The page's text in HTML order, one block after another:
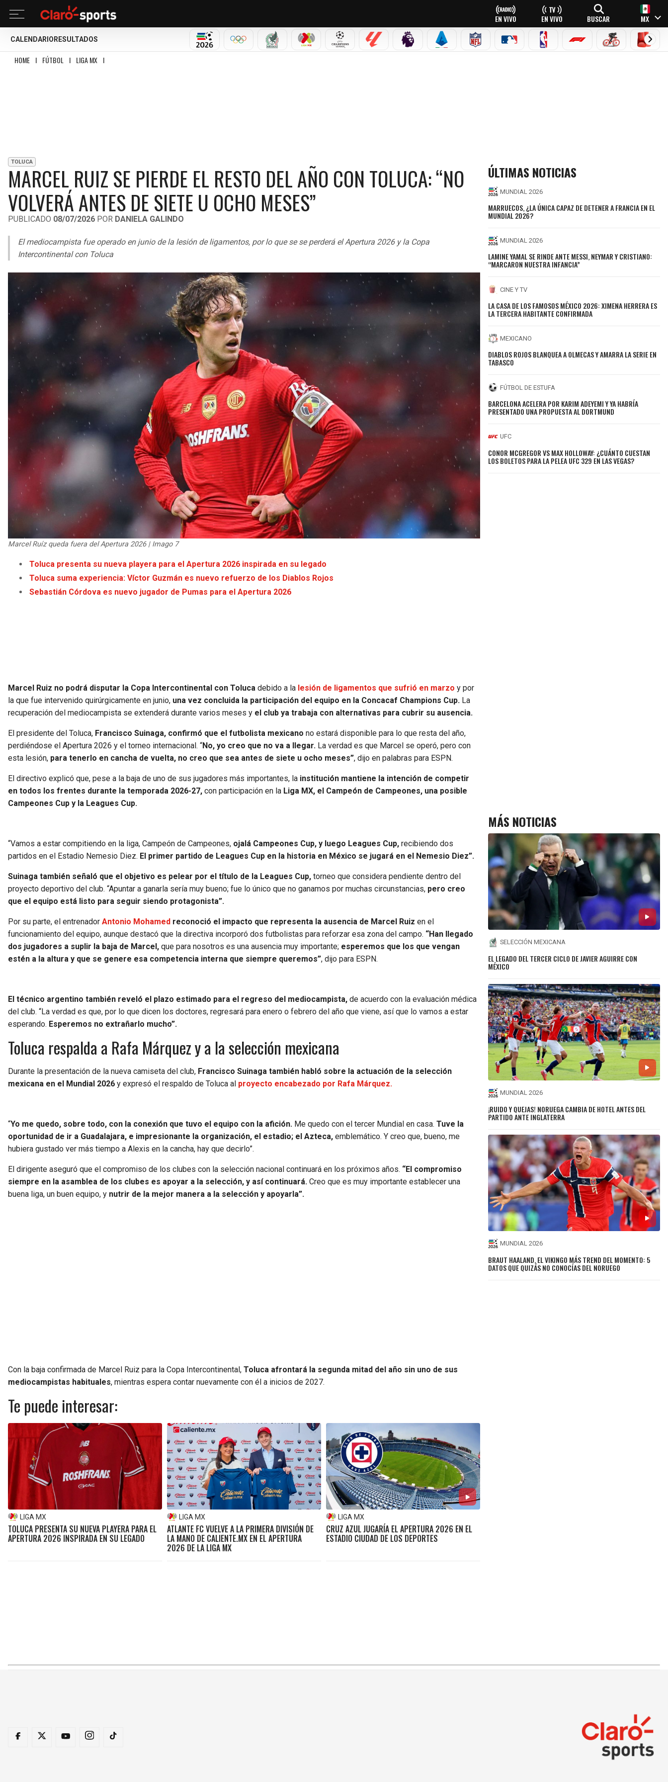
EN VIVO EN VIVO BUSCAR MX
CALENDARIO RESULTADOS
MUNDIAL 2026OLÍMPICOSSELECCIÓN MEXICANA
LIGA MX CHAMPIONS LEAGUE
LALIGA PREMIER LEAGUE
SERIE A NFL MLB NBA FÓRMULA 1CICLISMOBOXEO
HOME I FÚTBOL I LIGA MX I
TOLUCA
MARCEL RUIZ SE PIERDE EL RESTO DEL AÑO CON TOLUCA: “NO
VOLVERÁ ANTES DE SIETE U OCHO MESES”
PUBLICADO 08/07/2026 POR DANIELA GALINDO
El mediocampista fue operado en junio de la lesión de ligamentos, por lo que se se perderá el Apertura 2026 y la Copa
Intercontinental con Toluca
Marcel Ruíz queda fuera del Apertura 2026 | Imago 7
Toluca presenta su nueva playera para el Apertura 2026 inspirada en su legado
Toluca suma experiencia: Víctor Guzmán es nuevo refuerzo de los Diablos Rojos
Sebastián Córdova es nuevo jugador de Pumas para el Apertura 2026
Marcel Ruiz no podrá disputar la Copa Intercontinental con Toluca debido a la lesión de ligamentos que sufrió en marzo y por
la que fue intervenido quirúrgicamente en junio, una vez concluida la participación del equipo en la Concacaf Champions Cup. La
recuperación del mediocampista se extenderá durante varios meses y el club ya trabaja con alternativas para cubrir su ausencia.
El presidente del Toluca, Francisco Suinaga, confirmó que el futbolista mexicano no estará disponible para lo que resta del año,
perdiéndose el Apertura 2026 y el torneo internacional. “No, yo creo que no va a llegar. La verdad es que Marcel se operó, pero con
esta lesión, para tenerlo en cancha de vuelta, no creo que sea antes de siete u ocho meses”, dijo en palabras para ESPN.
El directivo explicó que, pese a la baja de uno de sus jugadores más importantes, la institución mantiene la intención de competir
en todos los frentes durante la temporada 2026-27, con participación en la Liga MX, el Campeón de Campeones, una posible
Campeones Cup y la Leagues Cup.
“Vamos a estar compitiendo en la liga, Campeón de Campeones, ojalá Campeones Cup, y luego Leagues Cup, recibiendo dos
partidos en el Estadio Nemesio Diez. El primer partido de Leagues Cup en la historia en México se jugará en el Nemesio Diez”.
Suinaga también señaló que el objetivo es pelear por el título de la Leagues Cup, torneo que considera pendiente dentro del
proyecto deportivo del club. “Apuntar a ganarla sería muy bueno; fue lo único que no ganamos por muchas circunstancias, pero creo
que el equipo está listo para seguir siendo protagonista”.
Por su parte, el entrenador Antonio Mohamed reconoció el impacto que representa la ausencia de Marcel Ruiz en el
funcionamiento del equipo, aunque destacó que la directiva incorporó dos futbolistas para reforzar esa zona del campo. “Han llegado
dos jugadores a suplir la baja de Marcel, que para nosotros es una ausencia muy importante; esperemos que los que vengan
estén a la altura y que se genere esa competencia interna que siempre queremos”, dijo para ESPN.
El técnico argentino también reveló el plazo estimado para el regreso del mediocampista, de acuerdo con la evaluación médica
del club. “La verdad es que, por lo que dicen los doctores, regresará para enero o febrero del año que viene, así que lo vamos a estar
esperando. Esperemos no extrañarlo mucho”.
Toluca respalda a Rafa Márquez y a la selección mexicana
Durante la presentación de la nueva camiseta del club, Francisco Suinaga también habló sobre la actuación de la selección
mexicana en el Mundial 2026 y expresó el respaldo de Toluca al proyecto encabezado por Rafa Márquez.
“Yo me quedo, sobre todo, con la conexión que tuvo el equipo con la afición. Me quedo con el tercer Mundial en casa. Tuve la
oportunidad de ir a Guadalajara, e impresionante la organización, el estadio; el Azteca, emblemático. Y creo que, bueno, me
hubiera gustado ver más tiempo a Alexis en la cancha, hay que decirlo”.
El dirigente aseguró que el compromiso de los clubes con la selección nacional continuará en los próximos años. “El compromiso
siempre en la asamblea de los clubes es apoyar a la selección, y así continuará. Creo que es muy importante establecer una
buena liga, un buen equipo, y nutrir de la mejor manera a la selección y apoyarla”.
Con la baja confirmada de Marcel Ruiz para la Copa Intercontinental, Toluca afrontará la segunda mitad del año sin uno de sus
mediocampistas habituales, mientras espera contar nuevamente con él a inicios de 2027.
Te puede interesar:
LIGA MX
TOLUCA PRESENTA SU NUEVA PLAYERA PARA EL
APERTURA 2026 INSPIRADA EN SU LEGADO
LIGA MX
ATLANTE FC VUELVE A LA PRIMERA DIVISIÓN DE
LA MANO DE CALIENTE.MX EN EL APERTURA
2026 DE LA LIGA MX
LIGA MX
CRUZ AZUL JUGARÍA EL APERTURA 2026 EN EL
ESTADIO CIUDAD DE LOS DEPORTES
ÚLTIMAS NOTICIAS
MUNDIAL 2026
MARRUECOS, ¿LA ÚNICA CAPAZ DE DETENER A FRANCIA EN EL
MUNDIAL 2026?
MUNDIAL 2026
LAMINE YAMAL SE RINDE ANTE MESSI, NEYMAR Y CRISTIANO:
“MARCARON NUESTRA INFANCIA”
CINE Y TV
LA CASA DE LOS FAMOSOS MÉXICO 2026: XIMENA HERRERA ES
LA TERCERA HABITANTE CONFIRMADA
MEXICANO
DIABLOS ROJOS BLANQUEA A OLMECAS Y AMARRA LA SERIE EN
TABASCO
FÚTBOL DE ESTUFA
BARCELONA ACELERA POR KARIM ADEYEMI Y YA HABRÍA
PRESENTADO UNA PROPUESTA AL DORTMUND
UFC
CONOR MCGREGOR VS MAX HOLLOWAY: ¿CUÁNTO CUESTAN
LOS BOLETOS PARA LA PELEA UFC 329 EN LAS VEGAS?
MÁS NOTICIAS
SELECCIÓN MEXICANA
EL LEGADO DEL TERCER CICLO DE JAVIER AGUIRRE CON
MÉXICO
MUNDIAL 2026
¡RUIDO Y QUEJAS! NORUEGA CAMBIA DE HOTEL ANTES DEL
PARTIDO ANTE INGLATERRA
MUNDIAL 2026
BRAUT HAALAND, EL VIKINGO MÁS TREND DEL MOMENTO: 5
DATOS QUE QUIZÁS NO CONOCÍAS DEL NORUEGO